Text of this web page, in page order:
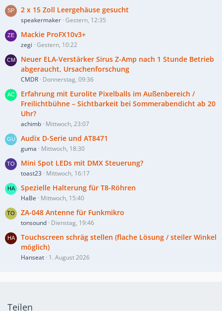
2 x 15 Zoll Leergehäuse gesucht
speakermaker Gestern, 12:35
Mackie ProFX10v3+
zegi Gestern, 10:22
Neuer ELA-Verstärker Sirus Z-Amp nach 1 Stunde Betrieb
abgeraucht, Ursachenforschung
CMDR Donnerstag, 09:36
Erfahrung mit Eurolite Pixelballs im Außenbereich /
Freilichtbühne – Sichtbarkeit bei Sommerabendicht ab 20
Uhr?
achimb Mittwoch, 23:07
Audix D-Serie und AT8471
guma Mittwoch, 18:30
Mini Spot LEDs mit DMX Steuerung?
toast23 Mittwoch, 16:17
Spezielle Halterung für T8-Röhren
HaBe Mittwoch, 15:40
ZA-048 Antenne für Funkmikro
tonsound Dienstag, 19:46
Touchscreen schräg stellen (flache Lösung / steiler Winkel
möglich)
Hanseat 1. August 2026
Teilen